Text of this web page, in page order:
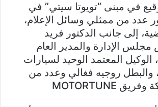
في مبنى “تويوتا سيتي” في
عدد من ممثلي وسائل الإعلام،
إلى جانب الدكتور فريد
مجلس الإدارة والمدير العام
لشركةBUMC ، الوكيل المعتمد الوحيد لسيارات
والبطل روجيه فغالي وعدد من
مسؤولي الشركة وفريق MOTORTUNE